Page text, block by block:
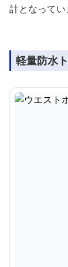
計となってい
軽量防水